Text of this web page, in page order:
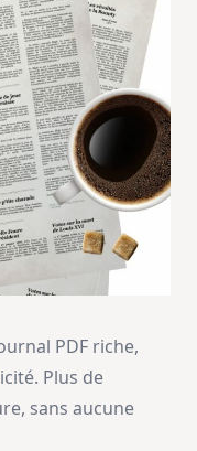
PDF riche,
Plus de
sans aucune